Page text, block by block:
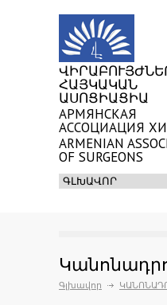
ՀԱՅԿԱԿԱՆ
ԱՍՈՑԻԱՑԻԱ
АРМЯНСКАЯ
АССОЦИАЦИЯ
ARMENIAN
OF SURGEONS
Գլխավոր